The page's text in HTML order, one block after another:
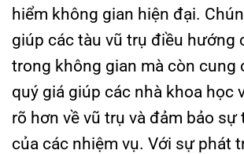
hiểm không gian hiện đại.
giúp các tàu vũ trụ điều hướng
trong không gian mà còn cung
quý giá giúp các nhà khoa học
rõ hơn về vũ trụ và đảm bảo sự
của các nhiệm vụ. Với sự phát